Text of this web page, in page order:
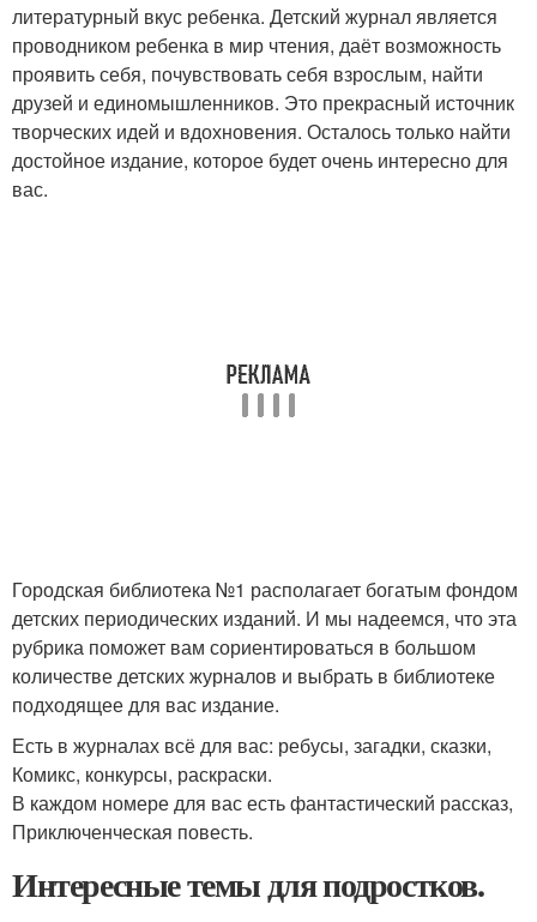
литературный вкус ребенка. Детский журнал является
проводником ребенка в мир чтения, даёт возможность
проявить себя, почувствовать себя взрослым, найти
друзей и единомышленников. Это прекрасный источник
творческих идей и вдохновения. Осталось только найти
достойное издание, которое будет очень интересно для
вас.
Городская библиотека №1 располагает богатым фондом
детских периодических изданий. И мы надеемся, что эта
рубрика поможет вам сориентироваться в большом
количестве детских журналов и выбрать в библиотеке
подходящее для вас издание.
Есть в журналах всё для вас: ребусы, загадки, сказки,
Комикс, конкурсы, раскраски.
В каждом номере для вас есть фантастический рассказ,
Приключенческая повесть.
Интересные темы для подростков.